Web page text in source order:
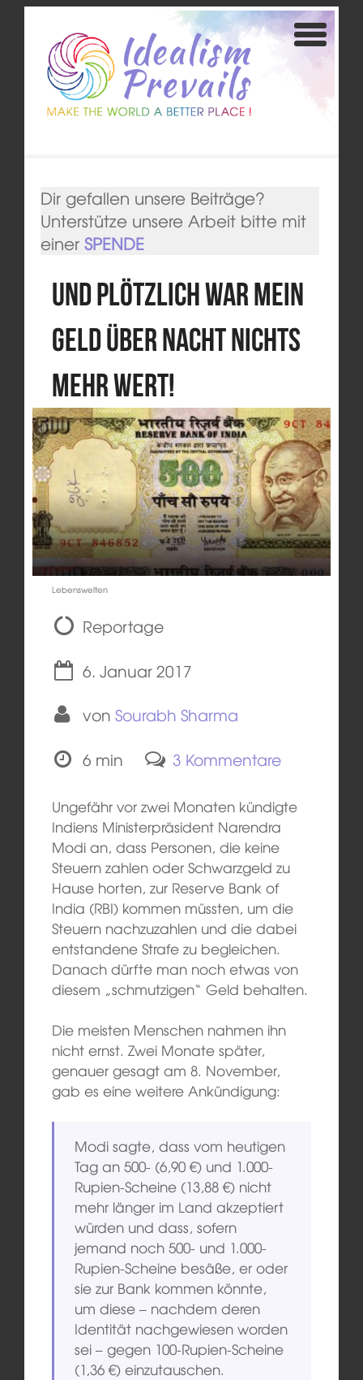
Dir gefallen unsere Beiträge?
Unterstütze unsere Arbeit bitte mit
einer SPENDE
Und plötzlich war mein
Geld über Nacht nichts
mehr wert!
Lebenswelten
Reportage
6. Januar 2017
von Sourabh Sharma
6 min
3 Kommentare
Ungefähr vor zwei Monaten kündigte
Indiens Ministerpräsident Narendra
Modi an, dass Personen, die keine
Steuern zahlen oder Schwarzgeld zu
Hause horten, zur Reserve Bank of
India (RBI) kommen müssten, um die
Steuern nachzuzahlen und die dabei
entstandene Strafe zu begleichen.
Danach dürfte man noch etwas von
diesem „schmutzigen“ Geld behalten.
Die meisten Menschen nahmen ihn
nicht ernst. Zwei Monate später,
genauer gesagt am 8. November,
gab es eine weitere Ankündigung:
Modi sagte, dass vom heutigen
Tag an 500- (6,90 €) und 1.000-
Rupien-Scheine (13,88 €) nicht
mehr länger im Land akzeptiert
würden und dass, sofern
jemand noch 500- und 1.000-
Rupien-Scheine besäße, er oder
sie zur Bank kommen könnte,
um diese – nachdem deren
Identität nachgewiesen worden
sei – gegen 100-Rupien-Scheine
(1,36 €) einzutauschen.